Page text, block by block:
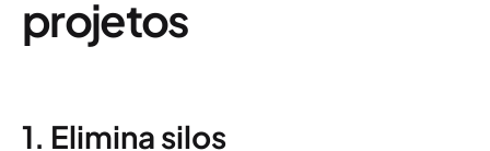
projetos
1. Elimina silos